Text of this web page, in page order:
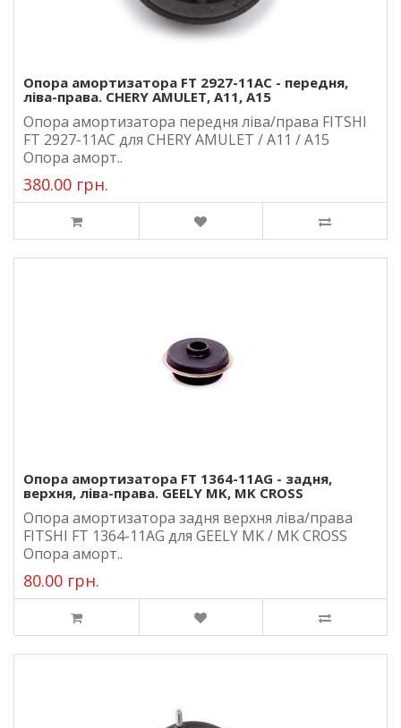
Опора амортизатора FT 2927-11AC - передня,
ліва-права. CHERY AMULET, A11, A15
Опора амортизатора передня ліва/права FITSHI
FT 2927-11AC для CHERY AMULET / A11 / A15
Опора аморт..
380.00 грн.
Опора амортизатора FT 1364-11AG - задня,
верхня, ліва-права. GEELY MK, MK CROSS
Опора амортизатора задня верхня ліва/права
FITSHI FT 1364-11AG для GEELY MK / MK CROSS
Опора аморт..
80.00 грн.